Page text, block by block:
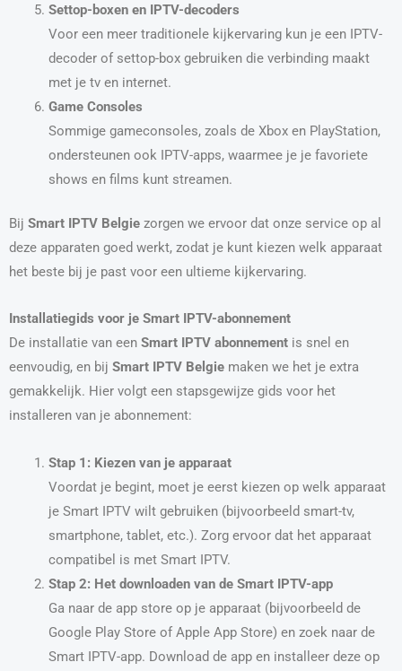
Settop-boxen en IPTV-decoders
Voor een meer traditionele kijkervaring kun je een IPTV-
decoder of settop-box gebruiken die verbinding maakt
met je tv en internet.
Game Consoles
Sommige gameconsoles, zoals de Xbox en PlayStation,
ondersteunen ook IPTV-apps, waarmee je je favoriete
shows en films kunt streamen.
Bij Smart IPTV Belgie zorgen we ervoor dat onze service op al
deze apparaten goed werkt, zodat je kunt kiezen welk apparaat
het beste bij je past voor een ultieme kijkervaring.
Installatiegids voor je Smart IPTV-abonnement
De installatie van een Smart IPTV abonnement is snel en
eenvoudig, en bij Smart IPTV Belgie maken we het je extra
gemakkelijk. Hier volgt een stapsgewijze gids voor het
installeren van je abonnement:
Stap 1: Kiezen van je apparaat
Voordat je begint, moet je eerst kiezen op welk apparaat
je Smart IPTV wilt gebruiken (bijvoorbeeld smart-tv,
smartphone, tablet, etc.). Zorg ervoor dat het apparaat
compatibel is met Smart IPTV.
Stap 2: Het downloaden van de Smart IPTV-app
Ga naar de app store op je apparaat (bijvoorbeeld de
Google Play Store of Apple App Store) en zoek naar de
Smart IPTV-app. Download de app en installeer deze op